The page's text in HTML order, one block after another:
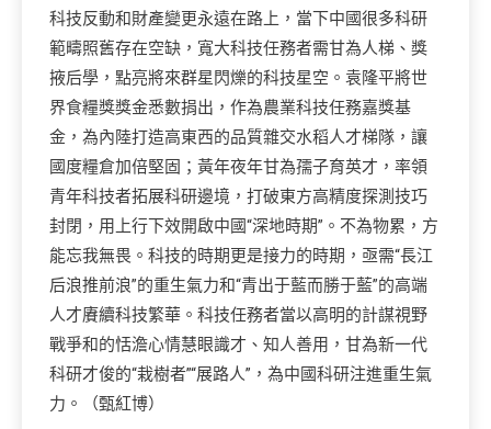
科技反動和財產變更永遠在路上，當下中國很多科研
範疇照舊存在空缺，寬大科技任務者需甘為人梯、獎
掖后學，點亮將來群星閃爍的科技星空。袁隆平將世
界食糧獎獎金悉數捐出，作為農業科技任務嘉獎基
金，為內陸打造高東西的品質雜交水稻人才梯隊，讓
國度糧倉加倍堅固；黃年夜年甘為孺子育英才，率領
青年科技者拓展科研邊境，打破東方高精度探測技巧
封閉，用上行下效開啟中國“深地時期”。不為物累，方
能忘我無畏。科技的時期更是接力的時期，亟需“長江
后浪推前浪”的重生氣力和“青出于藍而勝于藍”的高端
人才賡續科技繁華。科技任務者當以高明的計謀視野
戰爭和的恬澹心情慧眼識才、知人善用，甘為新一代
科研才俊的“栽樹者”“展路人”，為中國科研注進重生氣
力。（甄紅博）